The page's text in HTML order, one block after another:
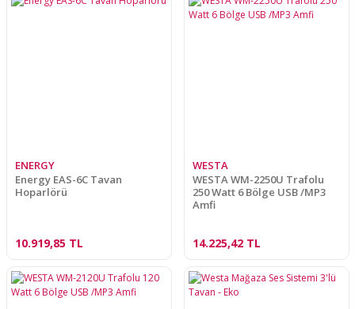
ENERGY
Energy EAS-6C Tavan
Hoparlörü
10.919,85 TL
WESTA
WESTA WM-2250U Trafolu
250 Watt 6 Bölge USB /MP3
Amfi
14.225,42 TL